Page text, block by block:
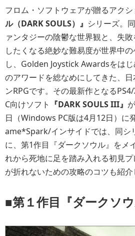
フロム・ソフトウェアが贈るアクシ
ル（DARK SOULS）』 シリーズ。
ァンタジーの陰鬱な世界観と、失
したくなる絶妙な難易度が世界中
し、Golden Joystick Awardsをは
のアワードを総なめにしてきた、
ンRPGです。その最新作となる
C向けソフト 『DARK SOULS III』
日（Windows PC版は4月12日）に
ame*Spark/インサイドでは、同シ
に、第1作目『ダークソウル』をメ
れから死地に足を踏み入れる初見
が折れないための攻略のコツも紹介
■第１作目『ダークソ